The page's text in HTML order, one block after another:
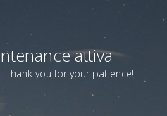
attiva
Thank you for your patience!